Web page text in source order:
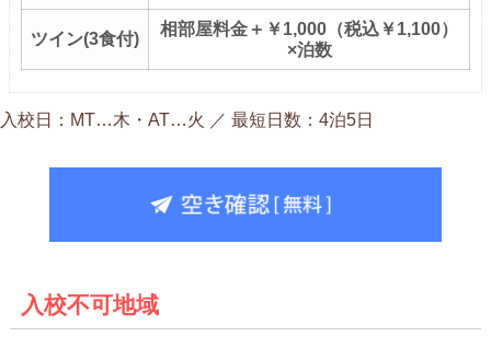
ツイン(3食付)
相部屋料金＋￥1,000（税込￥1,100）
×泊数
入校日：MT…木・AT…火 ／ 最短日数：4泊5日
入校不可地域